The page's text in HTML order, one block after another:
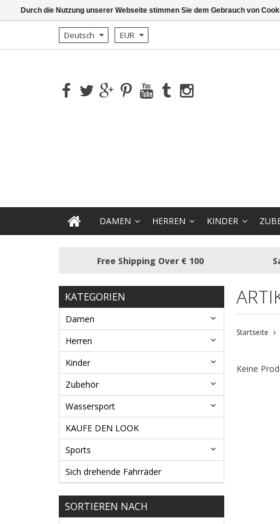
Deutsch EUR
DAMEN HERREN KINDER
Free Shipping Over € 100
KATEGORIEN
Damen
Herren
Kinder
Zubehör
Wassersport
KAUFE DEN LOOK
Sports
Sich drehende Fahrräder
SORTIEREN NACH
Startseite
Keine
Durch die Nutzung unserer Webseite stimmen Sie dem Gebrauch von